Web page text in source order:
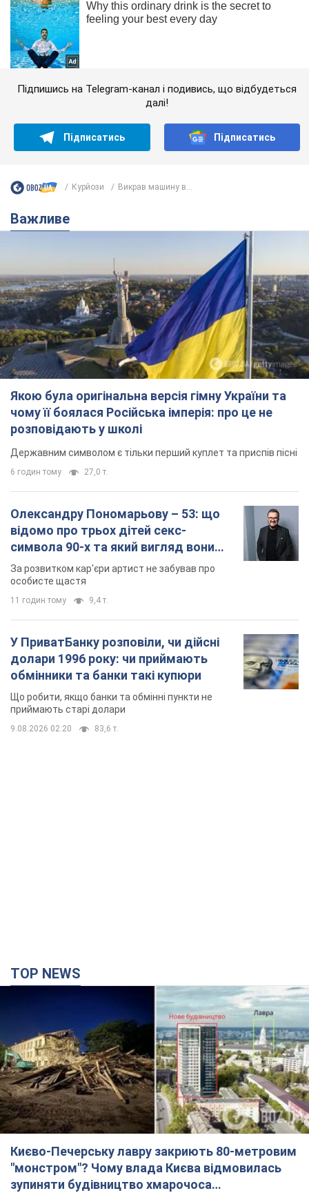
Підпишись на Telegram-канал і подивись, що відбудеться
далі!
Підписатись Підписатись
Курйози Викрав машину в...
Важливе
Якою була оригінальна версія гімну України та
чому її боялася Російська імперія: про це не
розповідають у школі
Державним символом є тільки перший куплет та приспів пісні
6 годин тому 27,0 т.
Олександру Пономарьову – 53: що
відомо про трьох дітей секс-
символа 90-х та який вигляд вони
мають
За розвитком кар'єри артист не забував про
особисте щастя
11 годин тому 9,4 т.
У ПриватБанку розповіли, чи дійсні
долари 1996 року: чи приймають
обмінники та банки такі купюри
Що робити, якщо банки та обмінні пункти не
приймають старі долари
9.08.2026 02:20 83,6 т.
TOP NEWS
Києво-Печерську лавру закриють 80-метровим
"монстром"? Чому влада Києва відмовилась
зупиняти будівництво хмарочоса